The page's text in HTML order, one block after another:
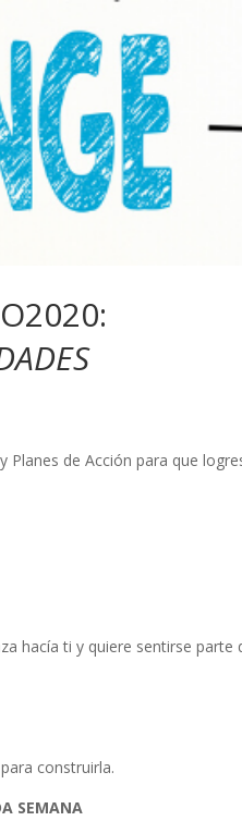
de Acción para que
hacía ti y quiere sentirse parte
construirla.
SEMANA